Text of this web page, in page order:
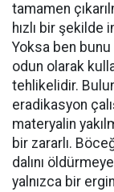
tamamen
hızlı bir şekilde
Yoksa ben
odun olarak
tehlikelidir.
eradikasyon
materyalin
bir zararlı.
dalını
yalnızca bir